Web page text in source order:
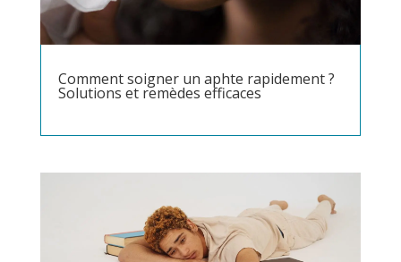
Comment soigner un aphte rapidement ?
Solutions et remèdes efficaces